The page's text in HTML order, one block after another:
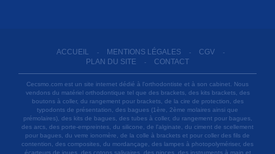
ACCUEIL - MENTIONS LÉGALES - CGV -
PLAN DU SITE - CONTACT
Cecsmo.com est un site internet dédié à l'orthodontiste et à son cabinet. Nous
vendons du matériel orthodontique tel que des brackets, des kits brackets, des
boutons à coller, du rangement pour brackets, de la cire de protection, des
typodonts de présentation, des bagues (1ère, 2ème molaires ainsi que
prémolaires), des kits de bagues, des tubes à coller, du rangement pour bagues,
des arcs, des porte-empreintes, du silicone, de l'alginate, du ciment de scellement
pour bagues, du verre ionomère, de la colle à brackets et pour coller des fils de
contention, des composites, du mordançage, des lampes à photopolymériser, des
écarteurs de joues, des cotons salivaires, des pinces, des instruments à main et